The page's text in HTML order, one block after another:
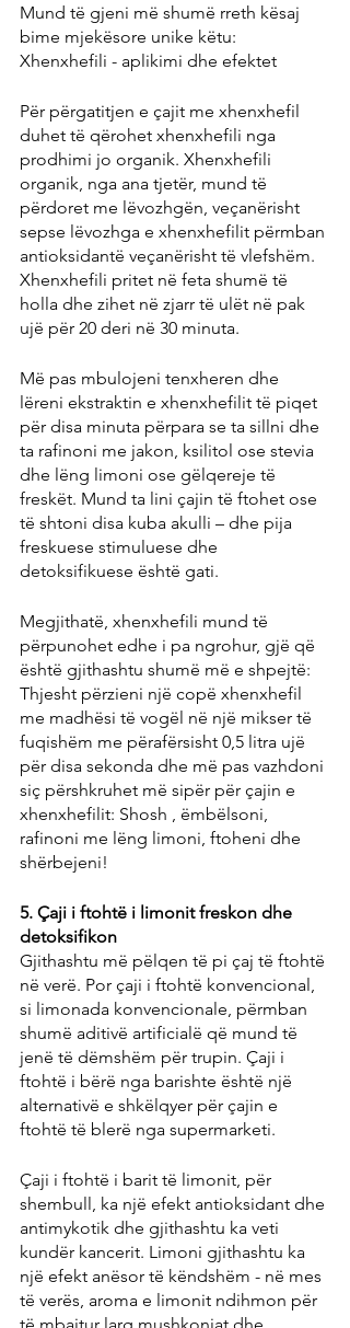
Mund të gjeni më shumë rreth kësaj
bime mjekësore unike këtu:
Xhenxhefili - aplikimi dhe efektet
Për përgatitjen e çajit me xhenxhefil
duhet të qërohet xhenxhefili nga
prodhimi jo organik. Xhenxhefili
organik, nga ana tjetër, mund të
përdoret me lëvozhgën, veçanërisht
sepse lëvozhga e xhenxhefilit përmban
antioksidantë veçanërisht të vlefshëm.
Xhenxhefili pritet në feta shumë të
holla dhe zihet në zjarr të ulët në pak
ujë për 20 deri në 30 minuta.
Më pas mbulojeni tenxheren dhe
lëreni ekstraktin e xhenxhefilit të piqet
për disa minuta përpara se ta sillni dhe
ta rafinoni me jakon, ksilitol ose stevia
dhe lëng limoni ose gëlqereje të
freskët. Mund ta lini çajin të ftohet ose
të shtoni disa kuba akulli – dhe pija
freskuese stimuluese dhe
detoksifikuese është gati.
Megjithatë, xhenxhefili mund të
përpunohet edhe i pa ngrohur, gjë që
është gjithashtu shumë më e shpejtë:
Thjesht përzieni një copë xhenxhefil
me madhësi të vogël në një mikser të
fuqishëm me përafërsisht 0,5 litra ujë
për disa sekonda dhe më pas vazhdoni
siç përshkruhet më sipër për çajin e
xhenxhefilit: Shosh , ëmbëlsoni,
rafinoni me lëng limoni, ftoheni dhe
shërbejeni!
5. Çaji i ftohtë i limonit freskon dhe
detoksifikon
Gjithashtu më pëlqen të pi çaj të ftohtë
në verë. Por çaji i ftohtë konvencional,
si limonada konvencionale, përmban
shumë aditivë artificialë që mund të
jenë të dëmshëm për trupin. Çaji i
ftohtë i bërë nga barishte është një
alternativë e shkëlqyer për çajin e
ftohtë të blerë nga supermarketi.
Çaji i ftohtë i barit të limonit, për
shembull, ka një efekt antioksidant dhe
antimykotik dhe gjithashtu ka veti
kundër kancerit. Limoni gjithashtu ka
një efekt anësor të këndshëm - në mes
të verës, aroma e limonit ndihmon për
të mbajtur larg mushkonjat dhe